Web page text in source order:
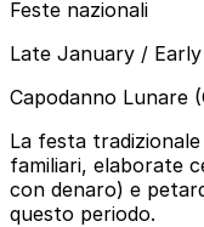
Feste nazionali
Late January /
Capodanno Lunare
La festa
familiari, elaborate
con denaro) e
questo periodo.